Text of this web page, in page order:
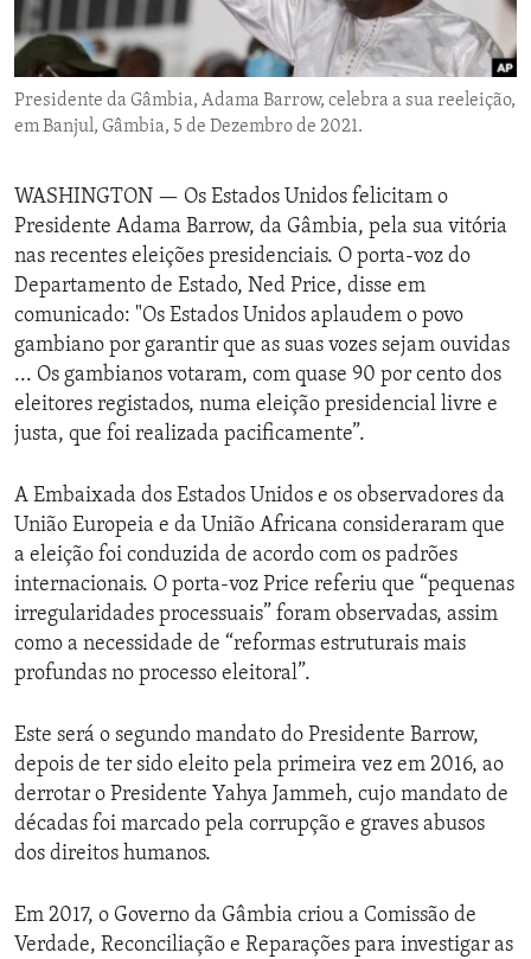
ENVIRONMENT AND HEALTH
IDEALS AND INSTITUTIONS
Presidente da Gâmbia, Adama Barrow, celebra a sua reeleição,
em Banjul, Gâmbia, 5 de Dezembro de 2021.
WASHINGTON — Os Estados Unidos felicitam o
Presidente Adama Barrow, da Gâmbia, pela sua vitória
nas recentes eleições presidenciais. O porta-voz do
Departamento de Estado, Ned Price, disse em
comunicado: "Os Estados Unidos aplaudem o povo
gambiano por garantir que as suas vozes sejam ouvidas
... Os gambianos votaram, com quase 90 por cento dos
eleitores registados, numa eleição presidencial livre e
justa, que foi realizada pacificamente”.
A Embaixada dos Estados Unidos e os observadores da
União Europeia e da União Africana consideraram que
a eleição foi conduzida de acordo com os padrões
internacionais. O porta-voz Price referiu que “pequenas
irregularidades processuais” foram observadas, assim
como a necessidade de “reformas estruturais mais
profundas no processo eleitoral”.
Este será o segundo mandato do Presidente Barrow,
depois de ter sido eleito pela primeira vez em 2016, ao
derrotar o Presidente Yahya Jammeh, cujo mandato de
décadas foi marcado pela corrupção e graves abusos
dos direitos humanos.
Em 2017, o Governo da Gâmbia criou a Comissão de
Verdade, Reconciliação e Reparações para investigar as